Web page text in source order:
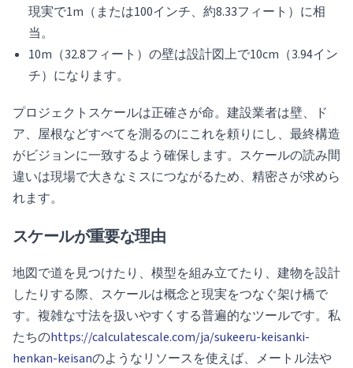
現実で1m（または100インチ、約8.33フィート）に相
当。
10m（32.8フィート）の壁は設計図上で10cm（3.94イン
チ）になります。
プロジェクトスケールは正確さが命。建設業者は壁、ド
ア、屋根などすべてを測るのにこれを頼りにし、最終構造
がビジョンに一致するよう確保します。スケールの読み間
違いは現場で大きなミスにつながるため、精密さが求めら
れます。
スケールが重要な理由
地図で道を見つけたり、模型を組み立てたり、建物を設計
したりする際、スケールは概念と現実をつなぐ架け橋で
す。複雑な寸法を扱いやすくする普遍的なツールです。私
たちのhttps://calculatescale.com/ja/sukeeru-keisanki-
henkan-keisanのようなリソースを使えば、メートル法や